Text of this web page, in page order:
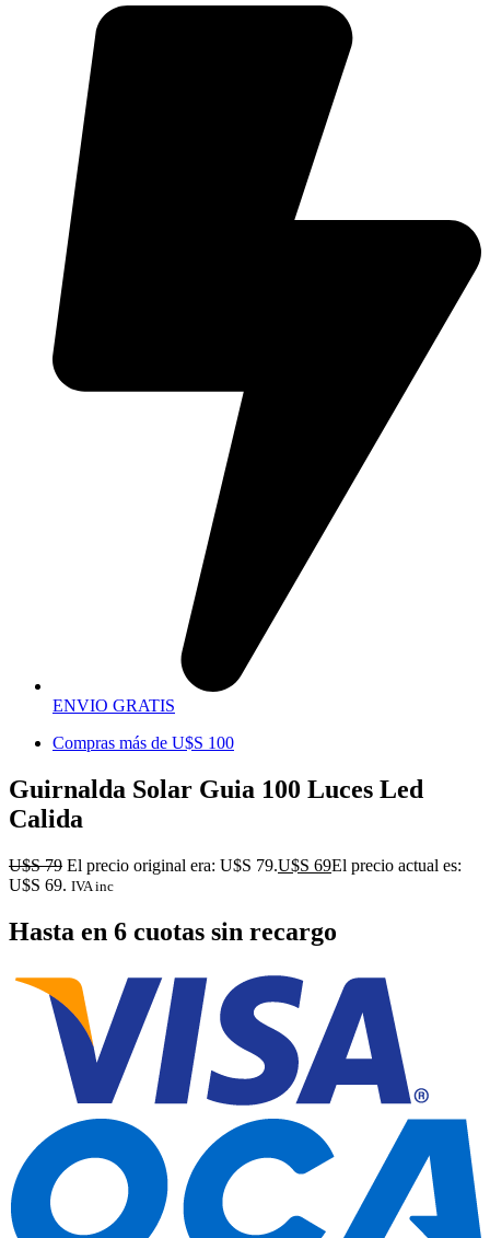
ENVIO GRATIS
Compras más de U$S 100
Guirnalda Solar Guia 100 Luces Led
Calida
U$S79 El precio original era: U$S 79.U$S 69El precio actual es:
U$S 69. IVA inc
Hasta en 6 cuotas sin recargo